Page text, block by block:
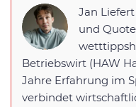
Jan
und
Betriebswirt (HAW
Jahre Erfahrung im
verbindet